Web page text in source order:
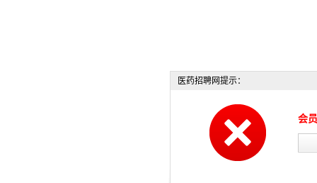
医药招聘网提示：
会